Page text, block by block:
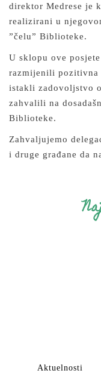
direktor Medrese je
realizirani u
”čelu” Biblioteke.
U sklopu ove
razmijenili pozitivna
istakli zadovoljstvo
zahvalili na
Biblioteke.
Zahvaljujemo
i druge građane da
Aktuelnosti